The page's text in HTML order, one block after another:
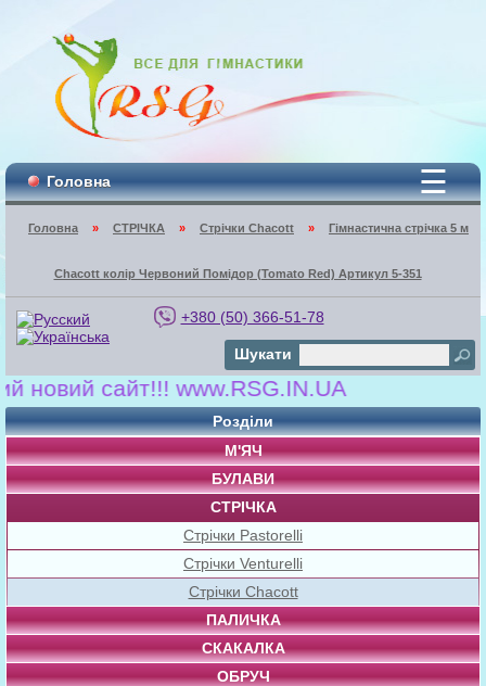
Головна ☰
Головна » СТРІЧКА » Стрічки Chacott » Гімнастична стрічка 5 м
Chacott колір Червоний Помідор (Tomato Red) Артикул 5-351
+380 (50) 366-51-78
Шукати
сайт!!! www.RSG.IN.UA
Розділи
М'ЯЧ
БУЛАВИ
СТРІЧКА
Стрічки Pastorelli
Стрічки Venturelli
Стрічки Chacott
ПАЛИЧКА
СКАКАЛКА
ОБРУЧ